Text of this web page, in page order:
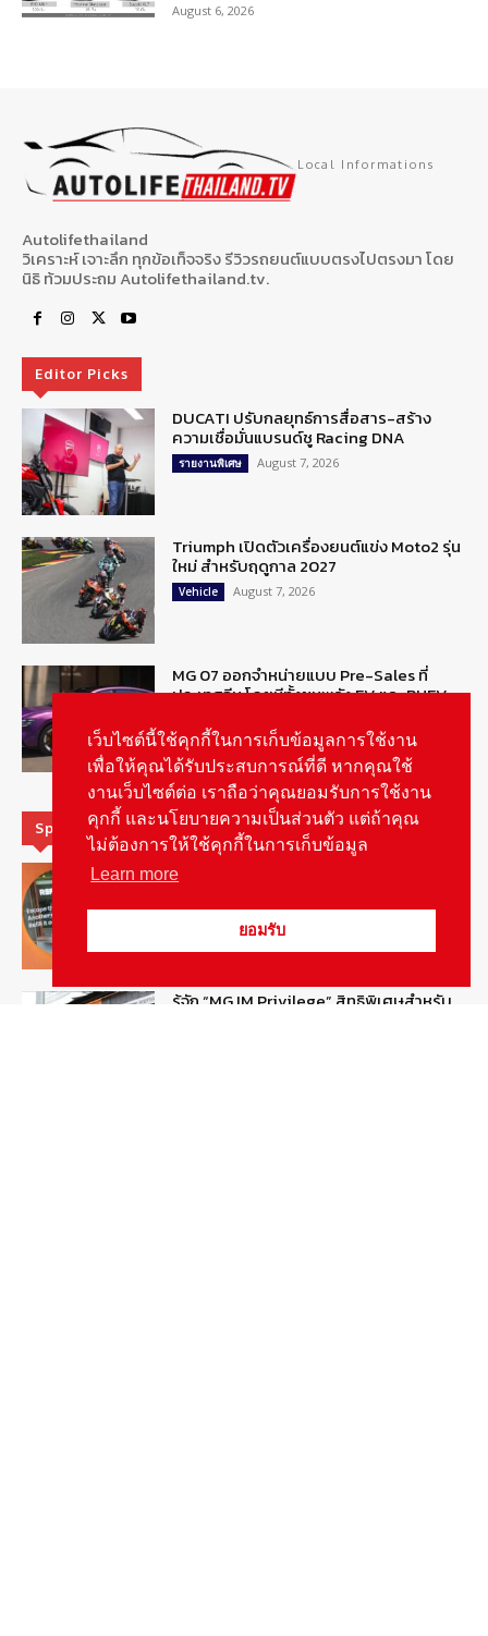
August 6, 2026
Local Informations
Autolifethailand
วิเคราะห์ เจาะลึก ทุกข้อเท็จจริง รีวิวรถยนต์แบบตรงไปตรงมา โดย
นิธิ ท้วมประถม Autolifethailand.tv.
Editor Picks
DUCATI ปรับกลยุทธ์การสื่อสาร-สร้าง
ความเชื่อมั่นแบรนด์ชู Racing DNA
รายงานพิเศษ August 7, 2026
Triumph เปิดตัวเครื่องยนต์แข่ง Moto2 รุ่น
ใหม่ สำหรับฤดูกาล 2027
Vehicle August 7, 2026
MG 07 ออกจำหน่ายแบบ Pre-Sales ที่
ประเทศจีน โดยมีทั้งขุมพลัง EV และ PHEV
Special Picks
MG ลั่นกลองรบ! เตรียมลุยชิงส่วนแบ่งตลาด
รู้จัก “MG IM Privilege” สิทธิพิเศษสำหรับ
เว็บไซต์นี้ใช้คุกกี้ในการเก็บข้อมูลการใช้งาน
เพื่อให้คุณได้รับประสบการณ์ที่ดี หากคุณใช้
งานเว็บไซต์ต่อ เราถือว่าคุณยอมรับการใช้งาน
คุกกี้ และนโยบายความเป็นส่วนตัว แต่ถ้าคุณ
ไม่ต้องการให้ใช้คุกกี้ในการเก็บข้อมูล
Learn more
ยอมรับ